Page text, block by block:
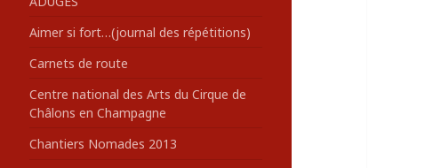
:Aimer si fort…(journal des répétitions)
Carnets de route
Centre national des Arts du Cirque de
Châlons en Champagne
Chantiers Nomades 2013